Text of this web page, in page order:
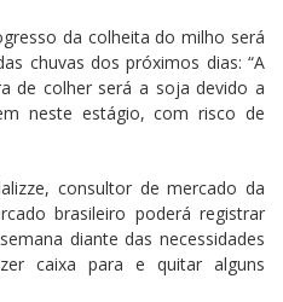
da colheita do milho será
chuvas dos próximos dias: “A
de colher será a soja devido a
neste estágio, com risco de
consultor de mercado da
brasileiro poderá registrar
diante das necessidades
caixa para e quitar alguns